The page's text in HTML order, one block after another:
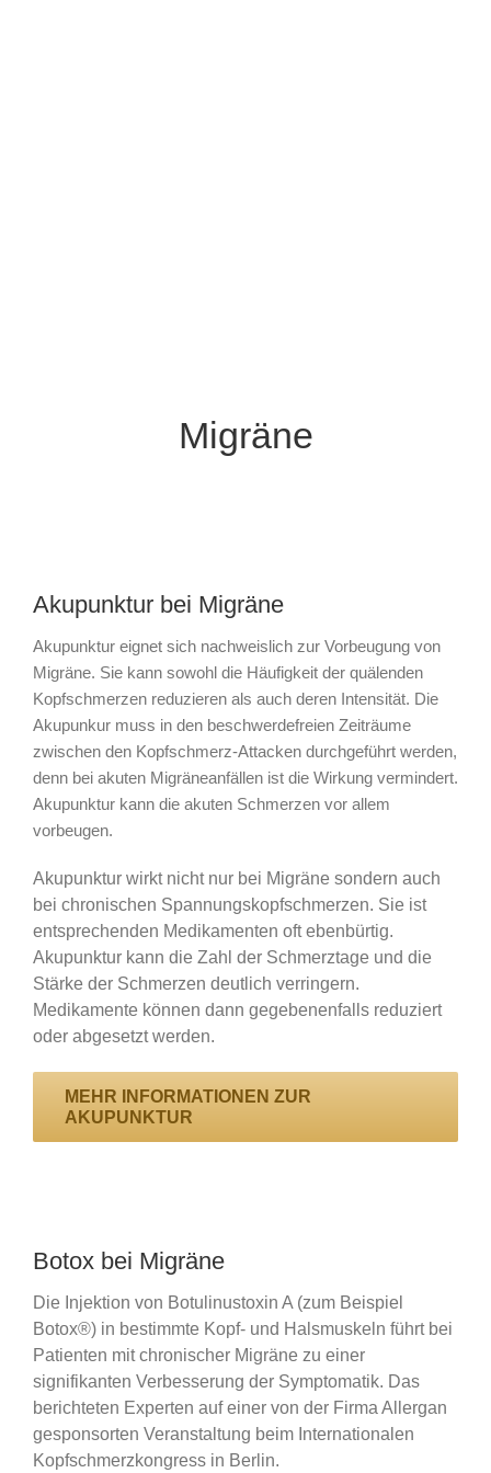
Migräne
Akupunktur bei Migräne
Akupunktur eignet sich nachweislich zur Vorbeugung von
Migräne. Sie kann sowohl die Häufigkeit der quälenden
Kopfschmerzen reduzieren als auch deren Intensität. Die
Akupunkur muss in den beschwerdefreien Zeiträume
zwischen den Kopfschmerz-Attacken durchgeführt werden,
denn bei akuten Migräneanfällen ist die Wirkung vermindert.
Akupunktur kann die akuten Schmerzen vor allem
vorbeugen.
Akupunktur wirkt nicht nur bei Migräne sondern auch
bei chronischen Spannungskopfschmerzen. Sie ist
entsprechenden Medikamenten oft ebenbürtig.
Akupunktur kann die Zahl der Schmerztage und die
Stärke der Schmerzen deutlich verringern.
Medikamente können dann gegebenenfalls reduziert
oder abgesetzt werden.
MEHR INFORMATIONEN ZUR
AKUPUNKTUR
Botox bei Migräne
Die Injektion von Botulinustoxin A (zum Beispiel
Botox®) in bestimmte Kopf- und Halsmuskeln führt bei
Patienten mit chronischer Migräne zu einer
signifikanten Verbesserung der Symptomatik. Das
berichteten Experten auf einer von der Firma Allergan
gesponsorten Veranstaltung beim Internationalen
Kopfschmerzkongress in Berlin.